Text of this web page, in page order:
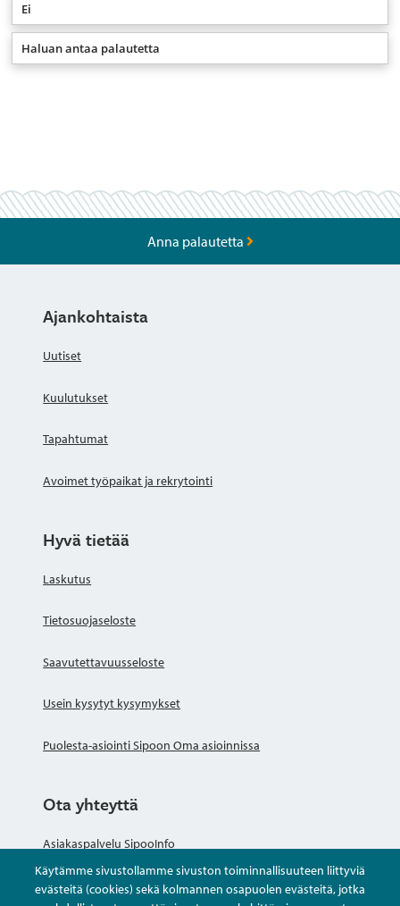
Ei
Haluan antaa palautetta
Käytämme sivustollamme sivuston toiminnallisuuteen liittyviä
evästeitä (cookies) sekä kolmannen osapuolen evästeitä, jotka
Anna palautetta
Ajankohtaista
Uutiset
Kuulutukset
Tapahtumat
Avoimet työpaikat ja rekrytointi
Hyvä tietää
Laskutus
Tietosuojaseloste
Saavutettavuusseloste
Usein kysytyt kysymykset
Puolesta-asiointi Sipoon Oma asioinnissa
Ota yhteyttä
Asiakaspalvelu SipooInfo
Anna palautetta nimettömästi